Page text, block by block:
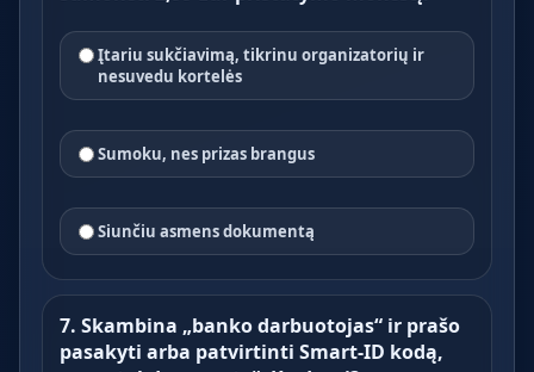
Įtariu sukčiavimą, tikrinu organizatorių ir
nesuvedu kortelės
Sumoku, nes prizas brangus
Siunčiu asmens dokumentą
7. Skambina „banko darbuotojas“ ir prašo
pasakyti arba patvirtinti Smart-ID kodą,